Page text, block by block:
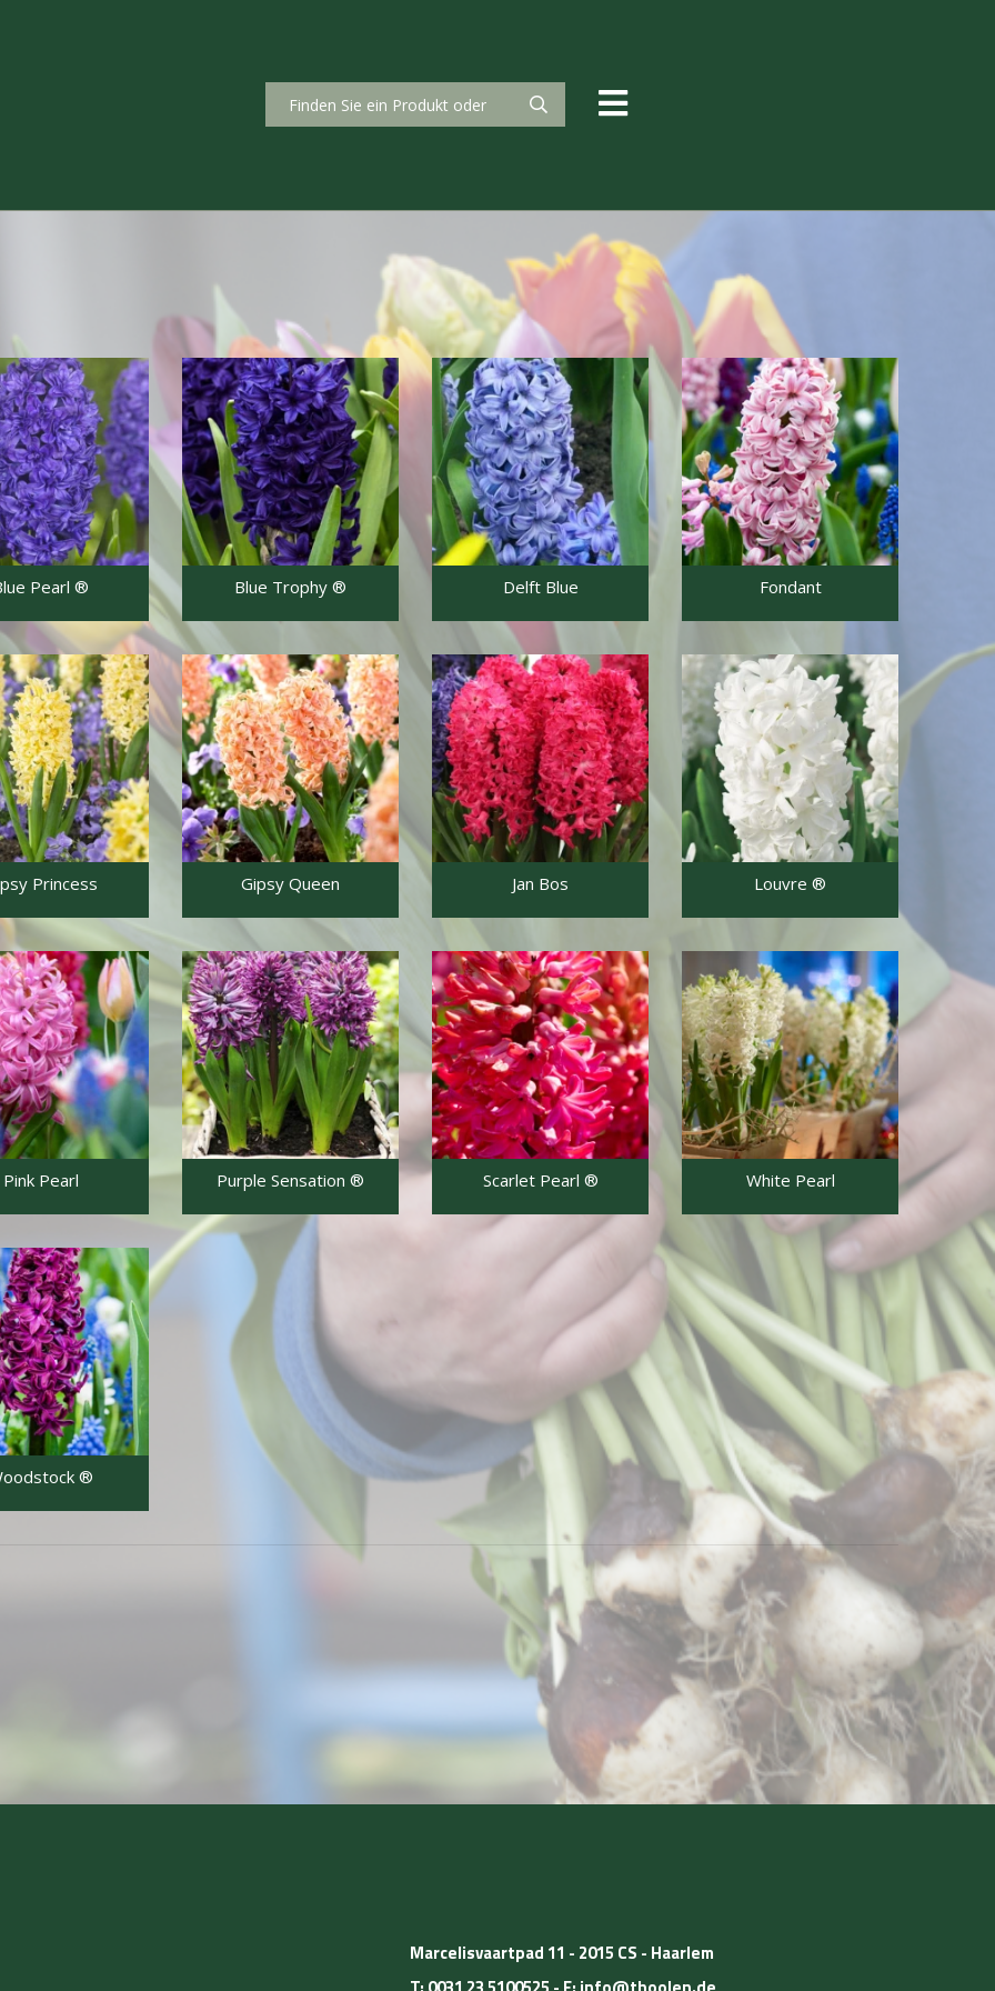
VORGETRIEBENE TULPEN
Tulipa Bio
Narcissus
VORGETRIEBENE NARZISSEN
Hyacinthus
Amaryllis
Crocus
Muscari
Allium
Allium Bio
Anemone
Lilium
Gladiolus
Gladiolen kl. bl.
Dahlien
Camassia
Chionodoxa
Erythronium
Fritillaria
Eremurus
Eranthis
Nectaroscordum
Verkaufsbedingungen
Leergut
Interessante Seiten
Katalogen
Vorgetriebene
IPM 2022
Pearl ® Blue Trophy ® Delft Blue Fondant
Princess Gipsy Queen Jan Bos Louvre ®
Pink Pearl Purple Sensation ® Scarlet Pearl ® White Pearl
®
Marcelisvaartpad 11 - 2015 CS - Haarlem